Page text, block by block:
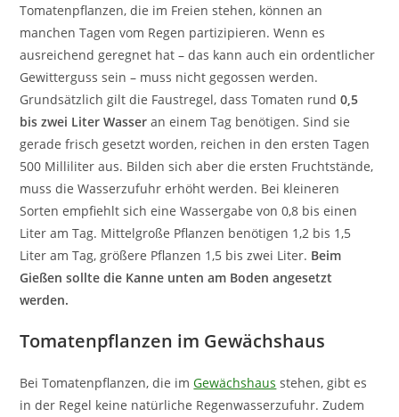
Tomatenpflanzen, die im Freien stehen, können an
manchen Tagen vom Regen partizipieren. Wenn es
ausreichend geregnet hat – das kann auch ein ordentlicher
Gewitterguss sein – muss nicht gegossen werden.
Grundsätzlich gilt die Faustregel, dass Tomaten rund0,5
bis zwei Liter Wasser an einem Tag benötigen. Sind sie
gerade frisch gesetzt worden, reichen in den ersten Tagen
500 Milliliter aus. Bilden sich aber die ersten Fruchtstände,
muss die Wasserzufuhr erhöht werden. Bei kleineren
Sorten empfiehlt sich eine Wassergabe von 0,8 bis einen
Liter am Tag. Mittelgroße Pflanzen benötigen 1,2 bis 1,5
Liter am Tag, größere Pflanzen 1,5 bis zwei Liter. Beim
Gießen sollte die Kanne unten am Boden angesetzt
werden.
Tomatenpflanzen im Gewächshaus
Bei Tomatenpflanzen, die imGewächshaus stehen, gibt es
in der Regel keine natürliche Regenwasserzufuhr. Zudem